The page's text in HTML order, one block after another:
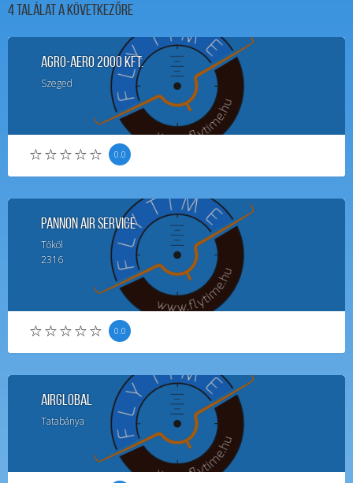
4Találat a következőre
Agro-Aero 2000 Kft.
Szeged
0.0
Pannon Air Service
Tököl
2316
0.0
AirGlobal
Tatabánya